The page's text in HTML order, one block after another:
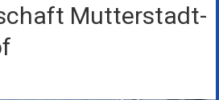
Mutterstadt-